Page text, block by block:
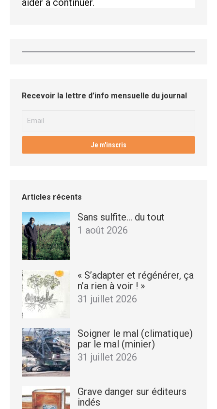
aider à continuer.
Recevoir la lettre d’info mensuelle du journal
Articles récents
Sans sulfite… du tout
1 août 2026
« S’adapter et régénérer, ça
n’a rien à voir ! »
31 juillet 2026
Soigner le mal (climatique)
par le mal (minier)
31 juillet 2026
Grave danger sur éditeurs
indés